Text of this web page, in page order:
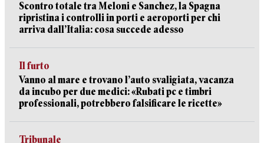
Scontro totale tra Meloni e Sanchez, la Spagna
ripristina i controlli in porti e aeroporti per chi
arriva dall’Italia: cosa succede adesso
Il furto
Vanno al mare e trovano l’auto svaligiata, vacanza
da incubo per due medici: «Rubati pc e timbri
professionali, potrebbero falsificare le ricette»
Tribunale